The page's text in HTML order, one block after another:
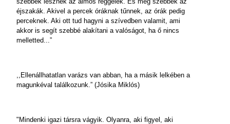
éjszakák. Akivel a percek óráknak tűnnek, az órák pedig
perceknek. Aki ott tud hagyni a szívedben valamit, ami
akkor is segít szebbé alakítani a valóságot, ha ő nincs
melletted...”
,,Ellenállhatatlan varázs van abban, ha a másik lelkében a
magunkéval találkozunk.” (Jósika Miklós)
"Mindenki igazi társra vágyik. Olyanra, aki figyel, aki